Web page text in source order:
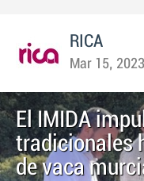
RICA
Mar 15,
El IMIDA
tradicionales
de vaca